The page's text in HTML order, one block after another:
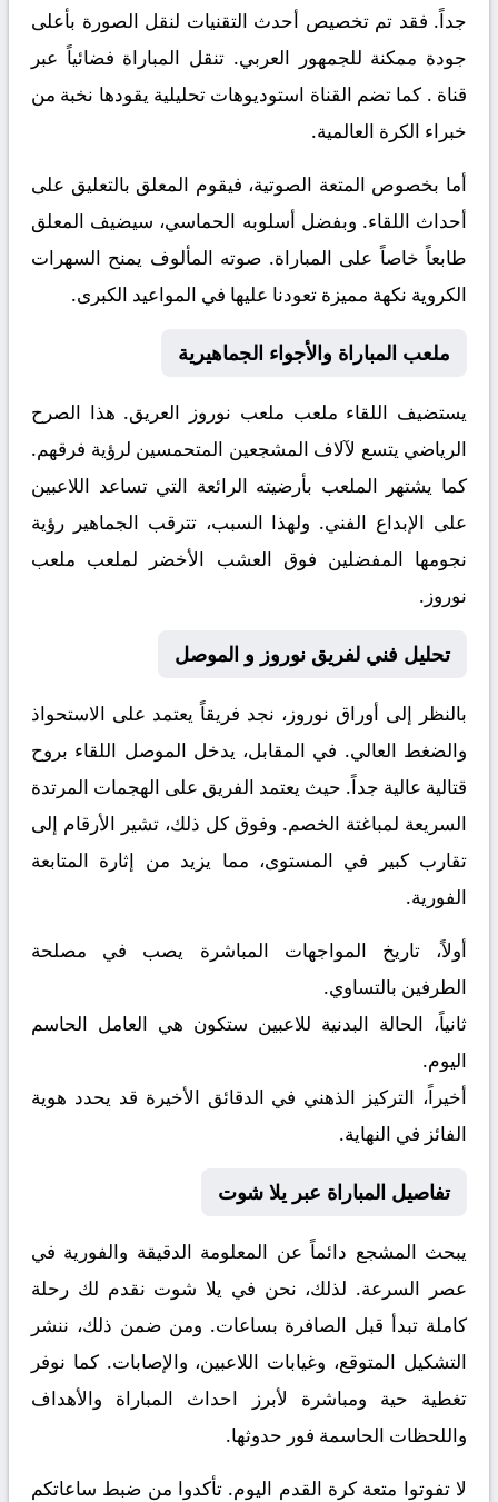
جداً. فقد تم تخصيص أحدث التقنيات لنقل الصورة بأعلى
جودة ممكنة للجمهور العربي. تنقل المباراة فضائياً عبر
قناة . كما تضم القناة استوديوهات تحليلية يقودها نخبة من
خبراء الكرة العالمية.
أما بخصوص المتعة الصوتية، فيقوم المعلق بالتعليق على
أحداث اللقاء. وبفضل أسلوبه الحماسي، سيضيف المعلق
طابعاً خاصاً على المباراة. صوته المألوف يمنح السهرات
الكروية نكهة مميزة تعودنا عليها في المواعيد الكبرى.
ملعب المباراة والأجواء الجماهيرية
يستضيف اللقاء ملعب ملعب نوروز
العريق. هذا الصرح
الرياضي يتسع لآلاف المشجعين المتحمسين لرؤية فرقهم.
كما يشتهر الملعب بأرضيته الرائعة التي تساعد اللاعبين
على الإبداع الفني. ولهذا السبب، تترقب الجماهير رؤية
نجومها المفضلين فوق العشب الأخضر لملعب ملعب
نوروز.
تحليل فني لفريق نوروز و الموصل
بالنظر إلى أوراق نوروز ، نجد فريقاً يعتمد على الاستحواذ
والضغط العالي. في المقابل، يدخل الموصل اللقاء بروح
قتالية عالية جداً. حيث يعتمد الفريق على الهجمات المرتدة
السريعة لمباغتة الخصم. وفوق كل ذلك، تشير الأرقام إلى
تقارب كبير في المستوى، مما يزيد من إثارة المتابعة
الفورية.
أولاً، تاريخ المواجهات المباشرة يصب في مصلحة
الطرفين بالتساوي.
ثانياً، الحالة البدنية للاعبين ستكون هي العامل الحاسم
اليوم.
أخيراً، التركيز الذهني في الدقائق الأخيرة قد يحدد هوية
الفائز في النهاية.
تفاصيل المباراة عبر يلا شوت
يبحث المشجع دائماً عن المعلومة الدقيقة والفورية في
عصر السرعة. لذلك، نحن في يلا شوت نقدم لك رحلة
كاملة تبدأ قبل الصافرة بساعات. ومن ضمن ذلك، ننشر
التشكيل المتوقع، وغيابات اللاعبين، والإصابات. كما نوفر
تغطية حية ومباشرة لأبرز احداث المباراة والأهداف
واللحظات الحاسمة فور حدوثها.
لا تفوتوا متعة كرة القدم اليوم. تأكدوا من ضبط ساعاتكم